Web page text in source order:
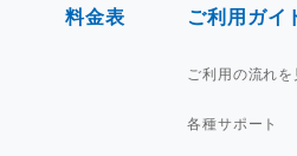
料金表 ご利用ガイ
ご利用の流れを
各種サポート